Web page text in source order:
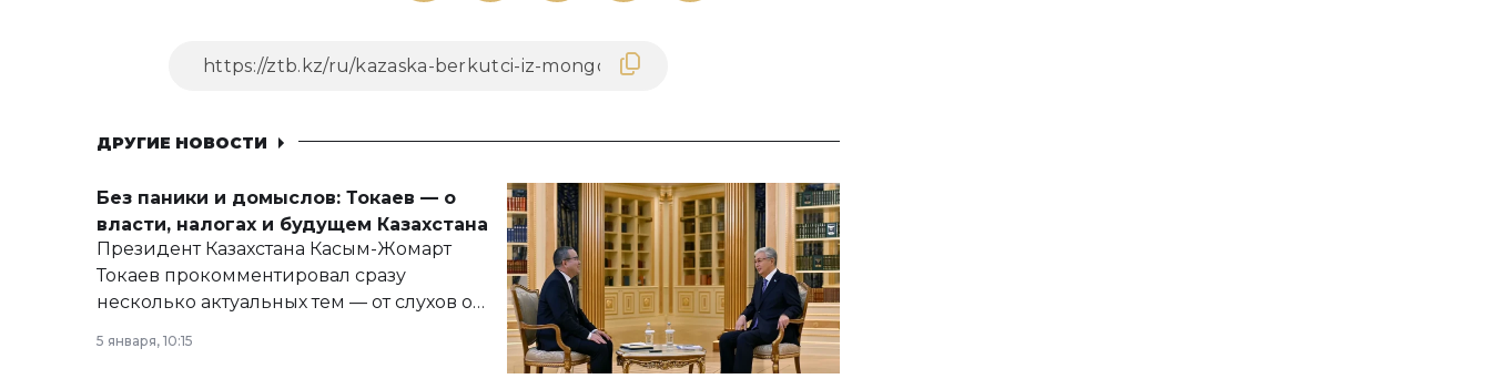
ДРУГИЕ НОВОСТИ
Без паники и домыслов: Токаев — о
власти, налогах и будущем Казахстана
Президент Казахстана Касым-Жомарт
Токаев прокомментировал сразу
несколько актуальных тем — от слухов о
армии, экономики и личного здоровья.
5 января, 10:15